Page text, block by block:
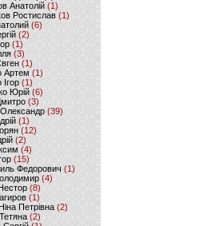
Анатолій(1)
Ростислав(1)
(6)
(2)
(1)
(3)
(1)
Артем(1)
(1)
Юрій (6)
(3)
(39)
(1)
(12)
(2)
(4)
(15)
Федорович (1)
(4)
(8)
(1)
Петрівна (2)
(2)